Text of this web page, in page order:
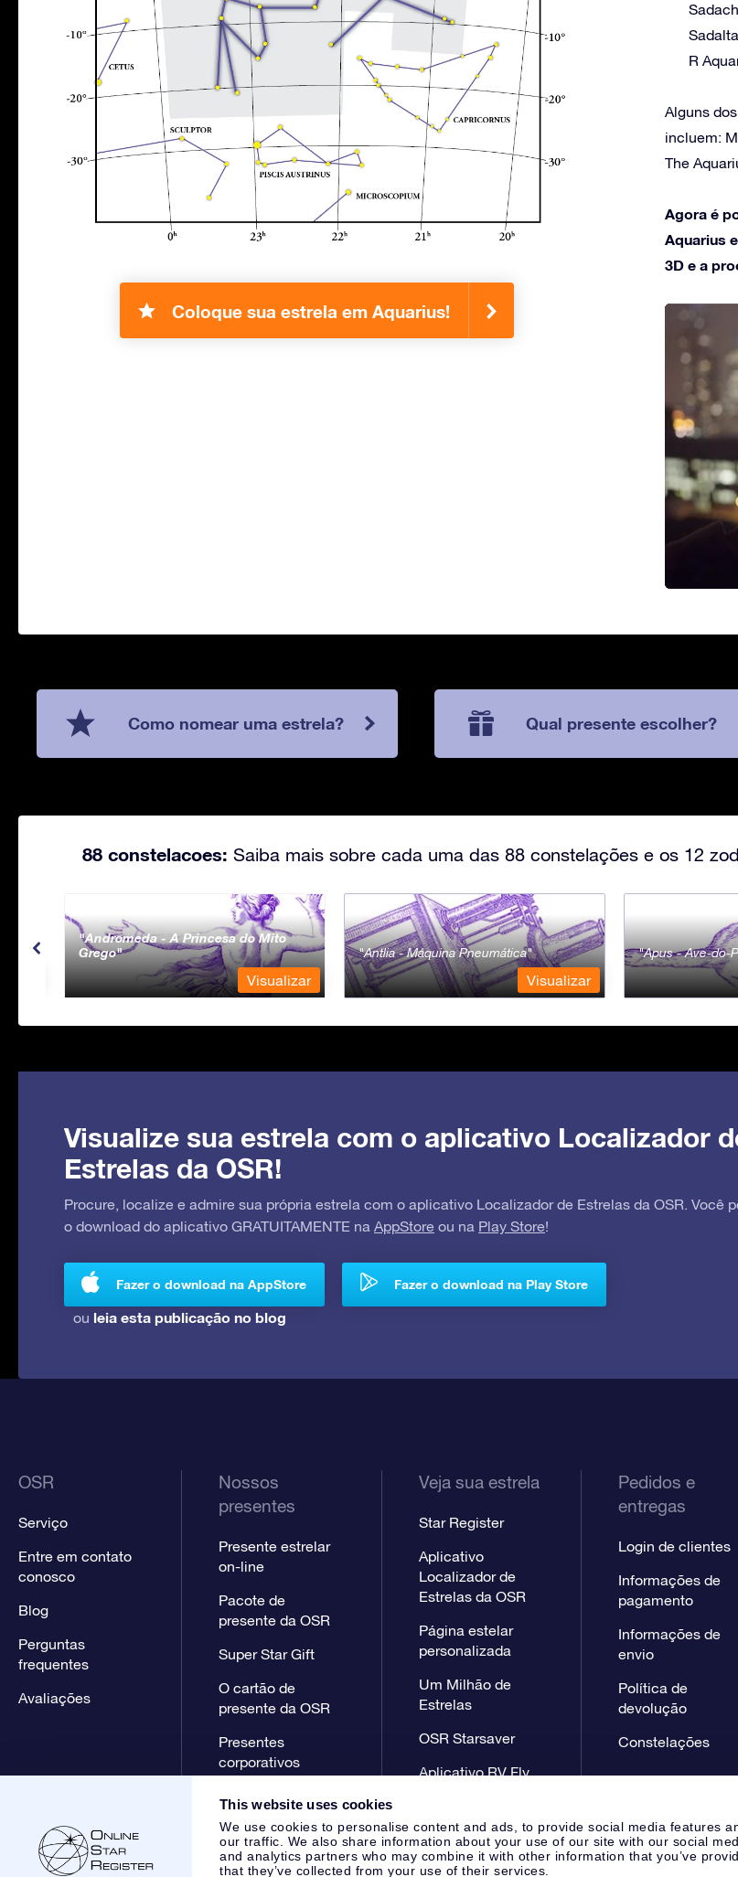
This website uses cookies
We use cookies to personalise content and ads, to provide social media features
our traffic. We also share information about your use of our site with our social
and analytics partners who may combine it with other information that you’ve
that they’ve collected from your use of their services.
Coloque sua estrela em Aquarius!
R
Alguns
incluem:
The
Agora é
Aquarius
3D e a
Como nomear uma estrela? Qual presente escolher?
88 constelacoes: Saiba mais sobre cada uma das 88 constelações e os 12
Andromeda - A Princesa do Mito
Grego
Visualizar
Antlia - Máquina Pneumática
Visualizar
Apus - Ave-do-
Visualize sua estrela com o aplicativo Localizador
Estrelas da OSR!
Procure, localize e admire sua própria estrela com o aplicativo Localizador de Estrelas da OSR. Você
o download do aplicativo GRATUITAMENTE na AppStore ou na Play Store!
Fazer o download na AppStore Fazer o download na Play Store
ou leia esta publicação no blog
OSR
Serviço
Entre em contato
conosco
Blog
Perguntas
frequentes
Avaliações
Nossos
presentes
Presente estrelar
on-line
Pacote de
presente da OSR
Super Star Gift
O cartão de
presente da OSR
Presentes
corporativos
Veja sua estrela
Star Register
Aplicativo
Localizador de
Estrelas da OSR
Página estelar
personalizada
Um Milhão de
Estrelas
OSR Starsaver
Aplicativo RV Fly
Pedidos e
entregas
Login de clientes
Informações de
pagamento
Informações de
envio
Política de
devolução
Constelações